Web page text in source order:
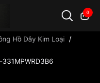
0
hồ Orient ...
Hồ Dây Kim Loại /